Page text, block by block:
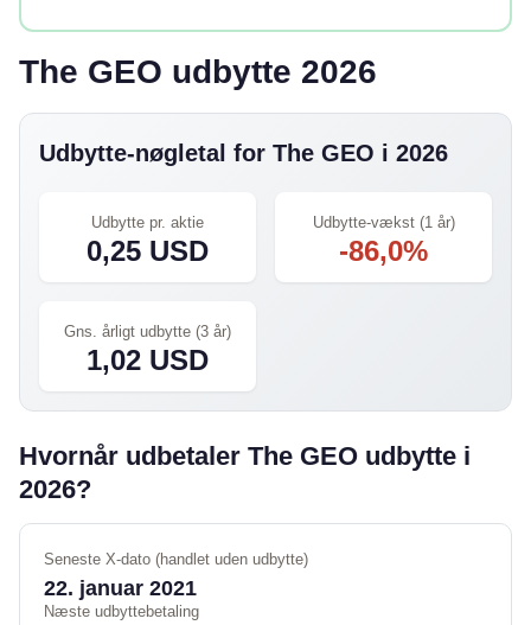
The GEO udbytte 2026
Udbytte-nøgletal for The GEO i 2026
Udbytte pr. aktie
0,25 USD
Udbytte-vækst (1 år)
-86,0%
Gns. årligt udbytte (3 år)
1,02 USD
Hvornår udbetaler The GEO udbytte i
2026?
Seneste X-dato (handlet uden udbytte)
22. januar 2021
Næste udbyttebetaling